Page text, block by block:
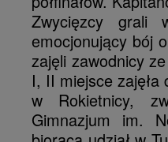
Zwycięzcy grali
emocjonujący bój
zajęli zawodnicy
I, II miejsce zajęła
w Rokietnicy,
Gimnazjum im.